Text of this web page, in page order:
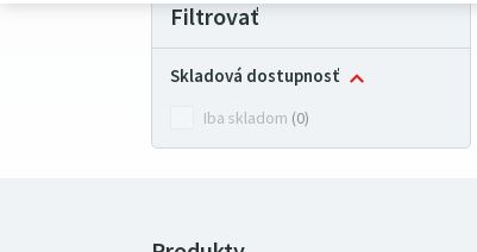
Filtrovať
Skladová dostupnosť
Iba skladom (0)